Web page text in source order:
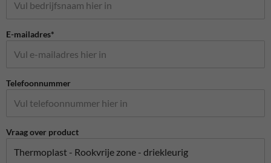
E-mailadres*
Telefoonnummer
Vraag over product